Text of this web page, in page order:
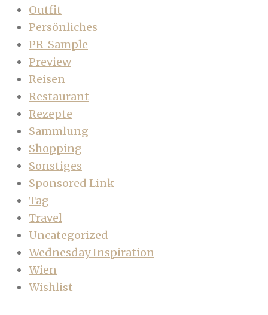
Outfit
Persönliches
PR-Sample
Preview
Reisen
Restaurant
Rezepte
Sammlung
Shopping
Sonstiges
Sponsored Link
Tag
Travel
Uncategorized
Wednesday Inspiration
Wien
Wishlist